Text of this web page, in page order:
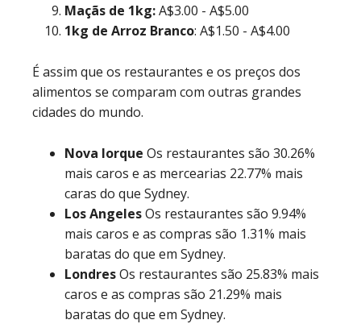
Maçãs de 1kg:A$3.00 - A$5.00
1kg de Arroz Branco: A$1.50 - A$4.00
É assim que os restaurantes e os preços dos
alimentos se comparam com outras grandes
cidades do mundo.
Nova Iorque Os restaurantes são 30.26%
mais caros e as mercearias 22.77% mais
caras do que Sydney.
Los AngelesOs restaurantes são 9.94%
mais caros e as compras são 1.31% mais
baratas do que em Sydney.
LondresOs restaurantes são 25.83% mais
caros e as compras são 21.29% mais
baratas do que em Sydney.